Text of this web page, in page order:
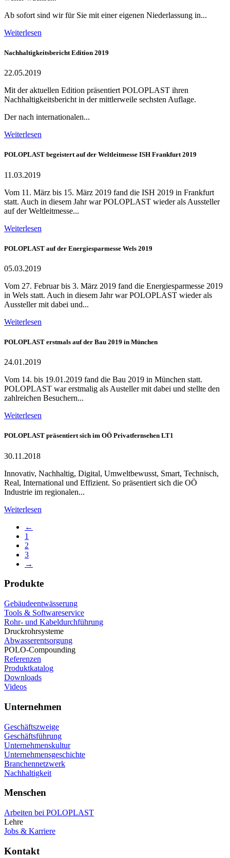
Ab sofort sind wir für Sie mit einer eigenen Niederlassung in...
Weiterlesen
Nachhaltigkeitsbericht Edition 2019
22.05.2019
Mit der aktuellen Edition präsentiert POLOPLAST ihren
Nachhaltigkeitsbericht in der mittlerweile sechsten Auflage.
Der nach internationalen...
Weiterlesen
POLOPLAST begeistert auf der Weltleitmesse ISH Frankfurt 2019
11.03.2019
Vom 11. März bis 15. März 2019 fand die ISH 2019 in Frankfurt
statt. Auch in diesem Jahr war POLOPLAST wieder als Aussteller
auf der Weltleitmesse...
Weiterlesen
POLOPLAST auf der Energiesparmesse Wels 2019
05.03.2019
Vom 27. Februar bis 3. März 2019 fand die Energiesparmesse 2019
in Wels statt. Auch in diesem Jahr war POLOPLAST wieder als
Aussteller mit dabei und...
Weiterlesen
POLOPLAST erstmals auf der Bau 2019 in München
24.01.2019
Vom 14. bis 19.01.2019 fand die Bau 2019 in München statt.
POLOPLAST war erstmalig als Austeller mit dabei und stellte den
zahlreichen Besuchern...
Weiterlesen
POLOPLAST präsentiert sich im OÖ Privatfernsehen LT1
30.11.2018
Innovativ, Nachhaltig, Digital, Umweltbewusst, Smart, Technisch,
Real, International und Effizient. So präsentiert sich die OÖ
Industrie im regionalen...
Weiterlesen
←
1
2
3
→
Produkte
Gebäudeentwässerung
Tools & Softwareservice
Rohr- und Kabeldurchführung
Druckrohrsysteme
Abwasserentsorgung
POLO-Compounding
Referenzen
Produktkatalog
Downloads
Videos
Unternehmen
Geschäftszweige
Geschäftsführung
Unternehmenskultur
Unternehmensgeschichte
Branchennetzwerk
Nachhaltigkeit
Menschen
Arbeiten bei POLOPLAST
Lehre
Jobs & Karriere
Kontakt